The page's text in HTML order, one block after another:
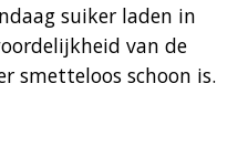
suiker laden in
van de
smetteloos schoon is.